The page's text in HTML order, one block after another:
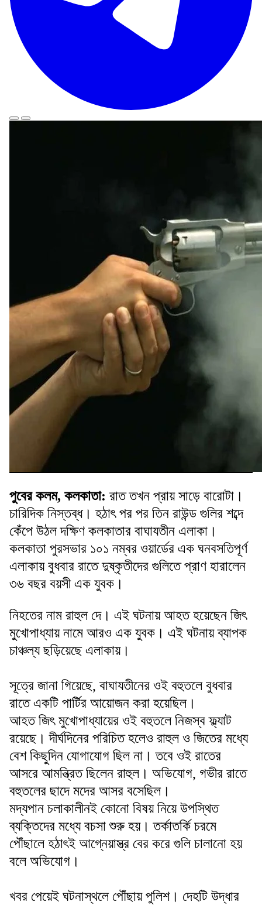
পুবের কলম, কলকাতা: রাত তখন প্রায় সাড়ে বারোটা।
চারিদিক নিস্তব্ধ। হঠাৎ পর পর তিন রাউন্ড গুলির শব্দে
কেঁপে উঠল দক্ষিণ কলকাতার বাঘাযতীন এলাকা।
কলকাতা পুরসভার ১০১ নম্বর ওয়ার্ডের এক ঘনবসতিপূর্ণ
এলাকায় বুধবার রাতে দুষ্কৃতীদের গুলিতে প্রাণ হারালেন
৩৬ বছর বয়সী এক যুবক।
নিহতের নাম রাহুল দে। এই ঘটনায় আহত হয়েছেন জিৎ
মুখোপাধ্যায় নামে আরও এক যুবক। এই ঘটনায় ব্যাপক
চাঞ্চল্য ছড়িয়েছে এলাকায়।
সূত্রে জানা গিয়েছে, বাঘাযতীনের ওই বহুতলে বুধবার
রাতে একটি পার্টির আয়োজন করা হয়েছিল।
আহত জিৎ মুখোপাধ্যায়ের ওই বহুতলে নিজস্ব ফ্ল্যাট
রয়েছে। দীর্ঘদিনের পরিচিত হলেও রাহুল ও জিতের মধ্যে
বেশ কিছুদিন যোগাযোগ ছিল না। তবে ওই রাতের
আসরে আমন্ত্রিত ছিলেন রাহুল। অভিযোগ, গভীর রাতে
বহুতলের ছাদে মদের আসর বসেছিল।
মদ্যপান চলাকালীনই কোনো বিষয় নিয়ে উপস্থিত
ব্যক্তিদের মধ্যে বচসা শুরু হয়। তর্কাতর্কি চরমে
পৌঁছালে হঠাৎই আগ্নেয়াস্ত্র বের করে গুলি চালানো হয়
বলে অভিযোগ।
খবর পেয়েই ঘটনাস্থলে পৌঁছায় পুলিশ। দেহটি উদ্ধার